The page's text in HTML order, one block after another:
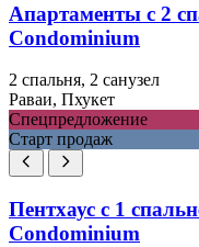
Апартаменты с 2
Condominium
2 спальня, 2 санузел
Раваи, Пхукет
Спецпредложение
Старт продаж
Пентхаус с 1
Condominium